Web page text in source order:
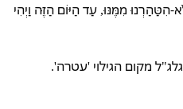
מִמֶּנּוּ, עַד הַיּוֹם הַזֶּה וַיְהִי
מקום הגילוי 'עטרה'.